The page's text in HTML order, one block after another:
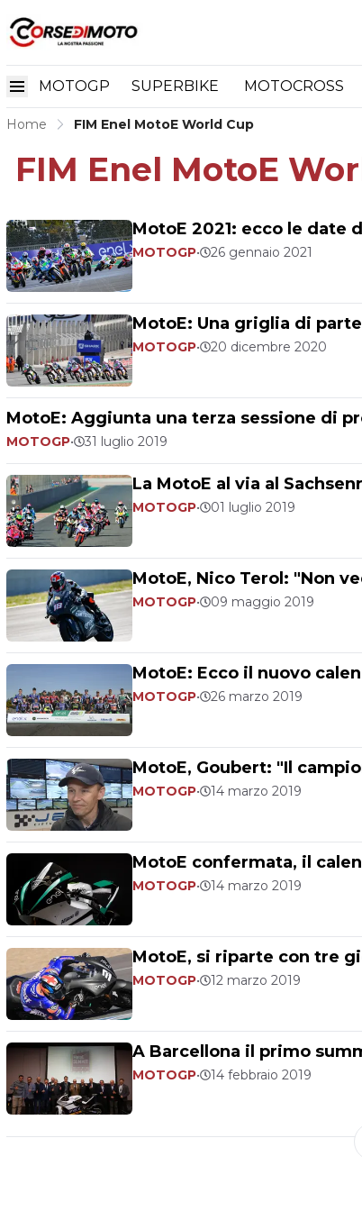
MOTOGP SUPERBIKE MOTOCROSS
Home FIM Enel MotoE World Cup
FIM Enel MotoE
MotoE 2021: ecco le date
MOTOGP• 26 gennaio 2021
MotoE: Una griglia di
MOTOGP• 20 dicembre 2020
MotoE: Aggiunta una terza sessione di
MOTOGP• 31 luglio 2019
La MotoE al via al
MOTOGP• 01 luglio 2019
MotoE, Nico Terol: "Non
MOTOGP• 09 maggio 2019
MotoE: Ecco il nuovo
MOTOGP• 26 marzo 2019
MotoE, Goubert: "Il
MOTOGP• 14 marzo 2019
MotoE confermata, il
MOTOGP• 14 marzo 2019
MotoE, si riparte con tre
MOTOGP• 12 marzo 2019
A Barcellona il primo
MOTOGP• 14 febbraio 2019